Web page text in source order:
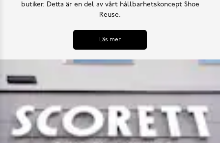
butiker. Detta är en del av vårt hållbarhetskoncept Shoe
Reuse.
Läs mer